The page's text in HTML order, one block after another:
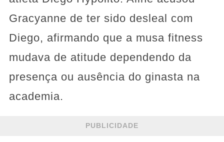
Gracyanne de ter sido desleal com
Diego, afirmando que a musa fitness
mudava de atitude dependendo da
presença ou ausência do ginasta na
academia.
PUBLICIDADE